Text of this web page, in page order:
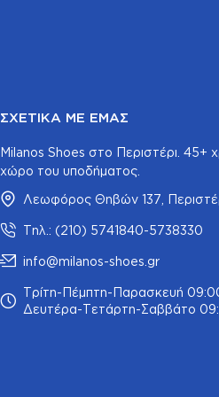
ΣΧΕΤΙΚΆ ΜΕ ΕΜΆΣ
Milanos Shoes στο Περιστέρι. 45+
χώρο του υποδήματος.
Λεωφόρος Θηβών 137,
Τηλ.: (210) 5741840-5738330
info@milanos-shoes.gr
Τρίτη-Πέμπτη-Παρασκευή
Δευτέρα-Τετάρτη-Σαββάτο